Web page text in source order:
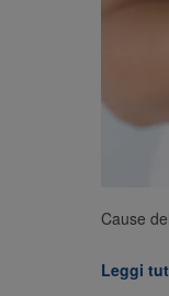
Cause
Leggi